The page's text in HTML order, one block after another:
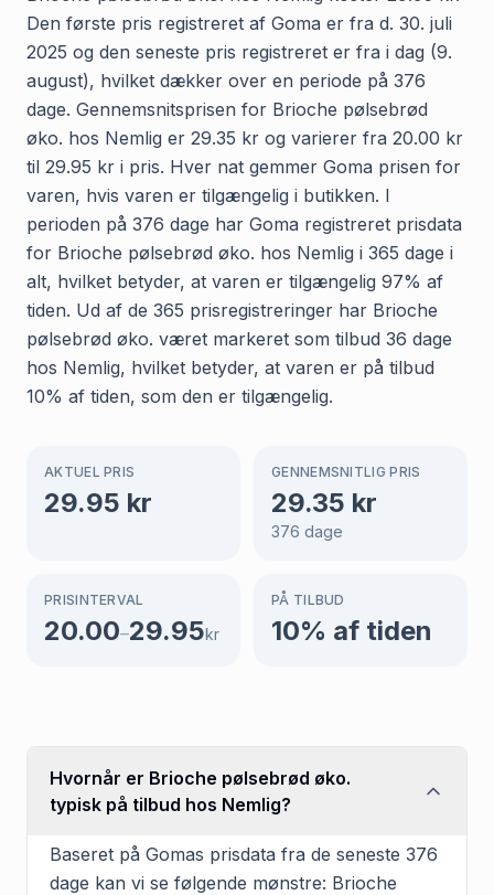
Den første pris registreret af Goma er fra d. 30. juli
2025 og den seneste pris registreret er fra i dag (9.
august), hvilket dækker over en periode på 376
dage. Gennemsnitsprisen for Brioche pølsebrød
øko. hos Nemlig er 29.35 kr og varierer fra 20.00 kr
til 29.95 kr i pris. Hver nat gemmer Goma prisen for
varen, hvis varen er tilgængelig i butikken. I
perioden på 376 dage har Goma registreret prisdata
for Brioche pølsebrød øko. hos Nemlig i 365 dage i
alt, hvilket betyder, at varen er tilgængelig 97% af
tiden. Ud af de 365 prisregistreringer har Brioche
pølsebrød øko. været markeret som tilbud 36 dage
hos Nemlig, hvilket betyder, at varen er på tilbud
10% af tiden, som den er tilgængelig.
AKTUEL PRIS
29.95 kr
GENNEMSNITLIG PRIS
29.35 kr
376 dage
PRISINTERVAL
20.00–29.95kr
PÅ TILBUD
10% af tiden
Hvornår er Brioche pølsebrød øko.
typisk på tilbud hos Nemlig?
Baseret på Gomas prisdata fra de seneste 376
dage kan vi se følgende mønstre: Brioche